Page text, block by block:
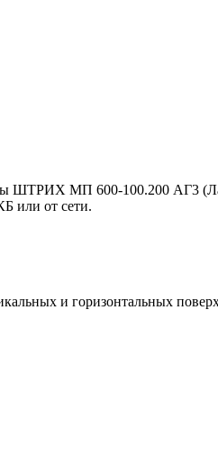
ШТРИХ МП 600-100.200 АГ3
или от сети.
и горизонтальных